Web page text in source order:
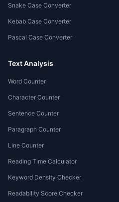
Snake Case Converter
Kebab Case Converter
Pascal Case Converter
Text Analysis
Word Counter
Character Counter
Sentence Counter
Paragraph Counter
Line Counter
Reading Time Calculator
Keyword Density Checker
Readability Score Checker